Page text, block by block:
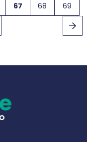
67 68
69